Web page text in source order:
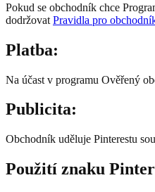
Pokud se obchodník chce
dodržovat Pravidla pro
Platba:
Na účast v programu Ověřený
Publicita:
Obchodník uděluje Pinterestu
Použití znaku